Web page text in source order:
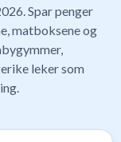
Spar penger
matboksene og
leker som